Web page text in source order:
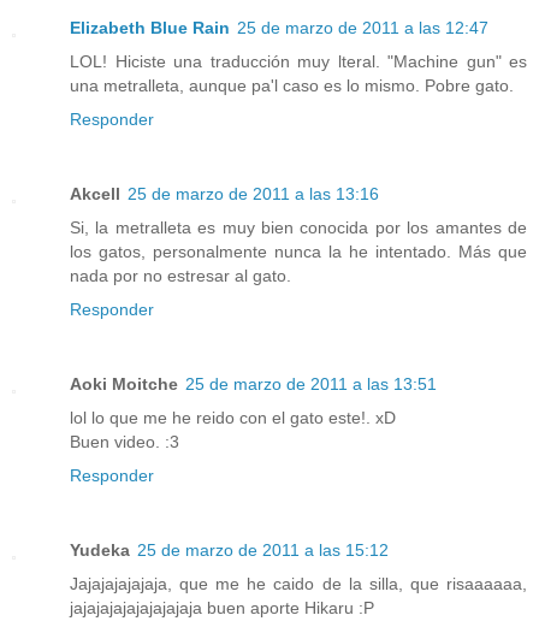
Elizabeth Blue Rain 25 de marzo de 2011 a las 12:47
LOL! Hiciste una traducción muy lteral. "Machine gun" es
una metralleta, aunque pa'l caso es lo mismo. Pobre gato.
Responder
Akcell 25 de marzo de 2011 a las 13:16
Si, la metralleta es muy bien conocida por los amantes de
los gatos, personalmente nunca la he intentado. Más que
nada por no estresar al gato.
Responder
Aoki Moitche 25 de marzo de 2011 a las 13:51
lol lo que me he reido con el gato este!. xD
Buen video. :3
Responder
Yudeka 25 de marzo de 2011 a las 15:12
Jajajajajajaja, que me he caido de la silla, que risaaaaaa,
jajajajajajajajajaja buen aporte Hikaru :P